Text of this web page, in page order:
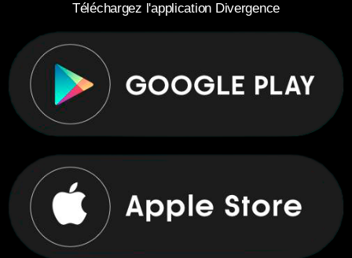
Téléchargez l'application Divergence